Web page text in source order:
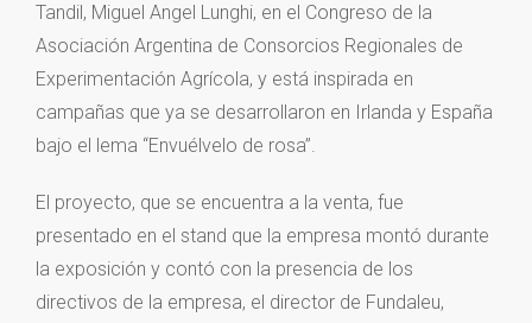
Tandil, Miguel Angel Lunghi, en el Congreso de la
Asociación Argentina de Consorcios Regionales de
Experimentación Agrícola, y está inspirada en
campañas que ya se desarrollaron en Irlanda y España
bajo el lema “Envuélvelo de rosa”.
El proyecto, que se encuentra a la venta, fue
presentado en el stand que la empresa montó durante
la exposición y contó con la presencia de los
directivos de la empresa, el director de Fundaleu,